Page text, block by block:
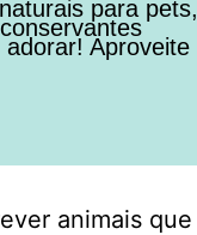
para pets,
Aproveite
animais que